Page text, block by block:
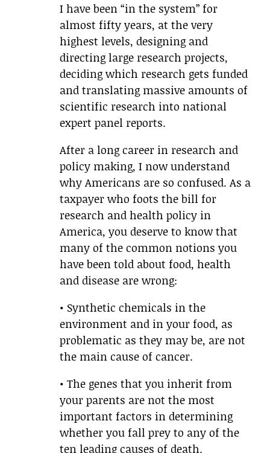
I have been “in the system” for
almost fifty years, at the very
highest levels, designing and
directing large research projects,
deciding which research gets funded
and translating massive amounts of
scientific research into national
expert panel reports.
After a long career in research and
policy making, I now understand
why Americans are so confused. As a
taxpayer who foots the bill for
research and health policy in
America, you deserve to know that
many of the common notions you
have been told about food, health
and disease are wrong:
• Synthetic chemicals in the
environment and in your food, as
problematic as they may be, are not
the main cause of cancer.
• The genes that you inherit from
your parents are not the most
important factors in determining
whether you fall prey to any of the
ten leading causes of death.